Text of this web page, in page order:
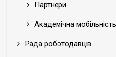
Партнери
Академічна мобільність
Рада роботодавців